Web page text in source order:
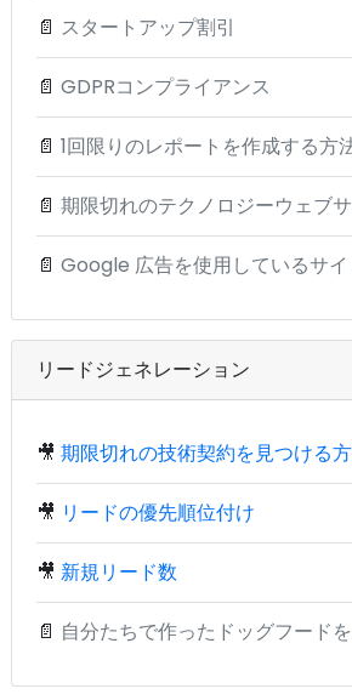
📄 スタートアップ割引
📄 GDPRコンプライアンス
📄 1回限りのレポートを作成する方
📄 期限切れのテクノロジーウェブ
📄 Google 広告を使用しているサ
リードジェネレーション
🎥 期限切れの技術契約を見つける
🎥 リードの優先順位付け
🎥 新規リード数
📄 自分たちで作ったドッグフード